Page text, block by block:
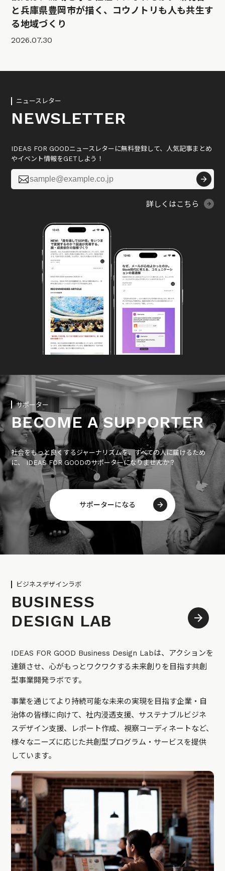
と兵庫県豊岡市が描く、コウノトリも人も共生す
る地域づくり
2026.07.30
ニュースレター
NEWSLETTER
IDEAS FOR GOODニュースレターに無料登録して、人気記事まとめ
やイベント情報をGETしよう！

詳しくはこちら
サポーター
BECOME A SUPPORTER
社会をもっと良くするジャーナリズムを、すべての人に届けるため
に、 IDEAS FOR GOODのサポーターになりませんか？
サポーターになる
ビジネスデザインラボ
BUSINESS
DESIGN LAB
IDEAS FOR GOOD Business Design Labは、アクションを
連鎖させ、心がもっとワクワクする未来創りを目指す共創
型事業開発ラボです。
事業を通じてより持続可能な未来の実現を目指す企業・自
治体の皆様に向けて、社内浸透支援、サステナブルビジネ
スデザイン支援、レポート作成、視察コーディネートなど、
様々なニーズに応じた共創型プログラム・サービスを提供
しています。